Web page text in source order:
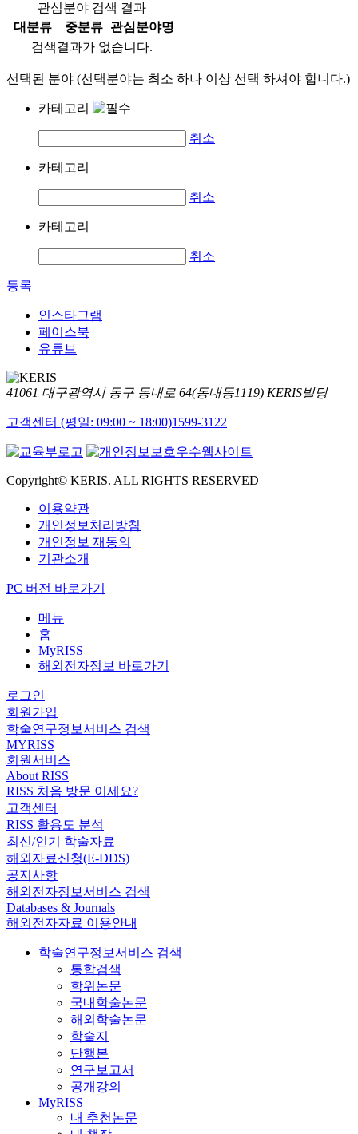
관심분야 검색 결과
대분류
중분류
관심분야명
검색결과가 없습니다.
선택된 분야 (선택분야는 최소 하나 이상 선택 하셔야 합니다.)
카테고리
취소
카테고리
취소
카테고리
취소
등록
인스타그램
페이스북
유튜브
41061 대구광역시 동구 동내로 64(동내동1119) KERIS빌딩
고객센터 (평일: 09:00 ~ 18:00)1599-3122
Copyright© KERIS. ALL RIGHTS RESERVED
이용약관
개인정보처리방침
개인정보 재동의
기관소개
PC 버전 바로가기
메뉴
홈
MyRISS
해외전자정보 바로가기
로그인
회원가입
학술연구정보서비스 검색
MYRISS
회원서비스
About RISS
RISS 처음 방문 이세요?
고객센터
RISS 활용도 분석
최신/인기 학술자료
해외자료신청(E-DDS)
공지사항
해외전자정보서비스 검색
Databases & Journals
해외전자자료 이용안내
학술연구정보서비스 검색
통합검색
학위논문
국내학술논문
해외학술논문
학술지
단행본
연구보고서
공개강의
MyRISS
내 추천논문